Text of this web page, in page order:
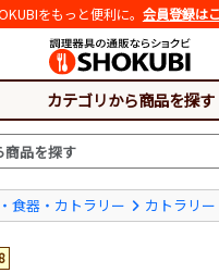
をもっと便利に。 会員登録は
カテゴリから商品を探す
食器・カトラリー カトラリ